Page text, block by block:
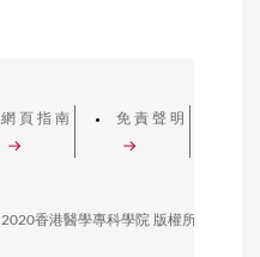
2020香港醫學專科學院 版權所有
網頁指南 免責聲明